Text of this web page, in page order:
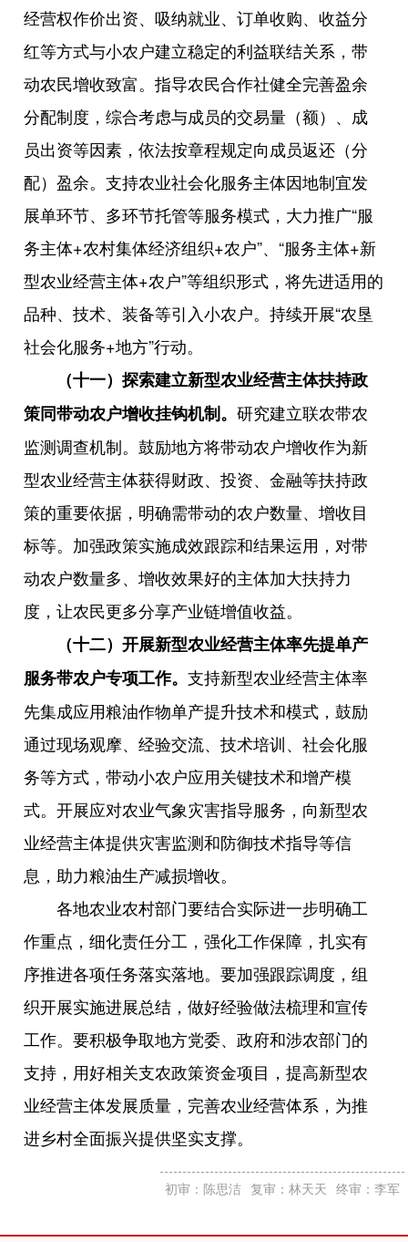
经营权作价出资、吸纳就业、订单收购、收益分
红等方式与小农户建立稳定的利益联结关系，带
动农民增收致富。指导农民合作社健全完善盈余
分配制度，综合考虑与成员的交易量（额）、成
员出资等因素，依法按章程规定向成员返还（分
配）盈余。支持农业社会化服务主体因地制宜发
展单环节、多环节托管等服务模式，大力推广“服
务主体+农村集体经济组织+农户”、“服务主体+新
型农业经营主体+农户”等组织形式，将先进适用的
品种、技术、装备等引入小农户。持续开展“农垦
社会化服务+地方”行动。
（十一）探索建立新型农业经营主体扶持政
策同带动农户增收挂钩机制。研究建立联农带农
监测调查机制。鼓励地方将带动农户增收作为新
型农业经营主体获得财政、投资、金融等扶持政
策的重要依据，明确需带动的农户数量、增收目
标等。加强政策实施成效跟踪和结果运用，对带
动农户数量多、增收效果好的主体加大扶持力
度，让农民更多分享产业链增值收益。
（十二）开展新型农业经营主体率先提单产
服务带农户专项工作。支持新型农业经营主体率
先集成应用粮油作物单产提升技术和模式，鼓励
通过现场观摩、经验交流、技术培训、社会化服
务等方式，带动小农户应用关键技术和增产模
式。开展应对农业气象灾害指导服务，向新型农
业经营主体提供灾害监测和防御技术指导等信
息，助力粮油生产减损增收。
各地农业农村部门要结合实际进一步明确工
作重点，细化责任分工，强化工作保障，扎实有
序推进各项任务落实落地。要加强跟踪调度，组
织开展实施进展总结，做好经验做法梳理和宣传
工作。要积极争取地方党委、政府和涉农部门的
支持，用好相关支农政策资金项目，提高新型农
业经营主体发展质量，完善农业经营体系，为推
进乡村全面振兴提供坚实支撑。
初审：陈思洁 复审：林天天 终审：李军